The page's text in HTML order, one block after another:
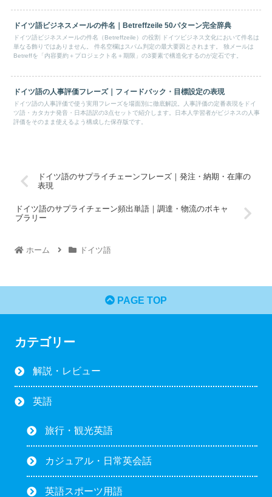
ドイツ語ビジネスメールの件名｜Betreffzeile 50パターン完全辞典
ドイツ語ビジネスメールの件名（Betreffzeile）の役割 ドイツビジネス文化において件名は
単なる飾りではありません。 件名空欄はスパム判定の最大要因とされます。 独メールは
Betreffを「内容要約＋プロジェクト名＋期限」の3要素で構造化するのが定石です。
ドイツ語の人事評価フレーズ｜フィードバック・目標設定の表現
ドイツ語の人事評価で使う実用フレーズを場面別に徹底解説。人事評価の定番表現をドイ
ツ語・カタカナ発音・日本語訳の3点セットで紹介します。日本人学習者がビジネスの人事
評価をそのまま使えるよう構成した保存版です。
ドイツ語のサプライチェーンフレーズ｜発注・納期・在庫の
表現
ドイツ語のサプライチェーン頻出単語｜調達・物流のボキャ
ブラリー
ホーム ドイツ語
PAGE TOP
カテゴリー
解説・レビュー
英語
旅行・観光英語
カジュアル・日常英会話
英語スポーツ用語